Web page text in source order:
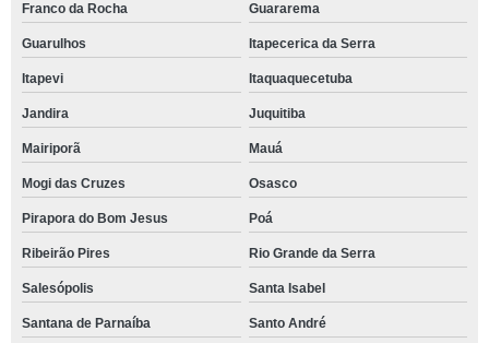
Franco da Rocha Guararema
Guarulhos Itapecerica da Serra
Itapevi Itaquaquecetuba
Jandira Juquitiba
Mairiporã Mauá
Mogi das Cruzes Osasco
Pirapora do Bom Jesus Poá
Ribeirão Pires Rio Grande da Serra
Salesópolis Santa Isabel
Santana de Parnaíba Santo André